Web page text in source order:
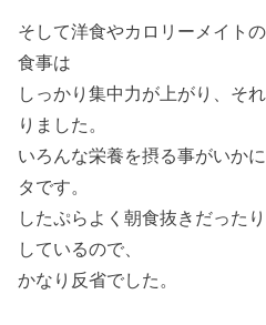
そして洋食やカロリーメイト
食事は
しっかり集中力が上がり、そ
りました。
いろんな栄養を摂る事がいか
タです。
したぷらよく朝食抜きだった
しているので、
かなり反省でした。